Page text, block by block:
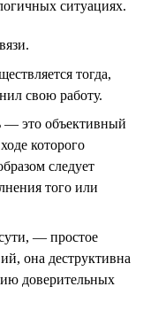
ситуациях.
тогда,
свою работу.
— это объективный
которого
следует
того или
— простое
она деструктивна
доверительных